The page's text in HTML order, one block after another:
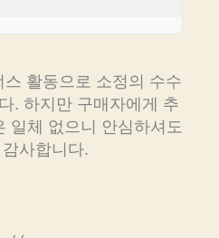
활동으로 소정의 수수
. 하지만 구매자에게 추
일체 없으니 안심하셔도
사합니다.